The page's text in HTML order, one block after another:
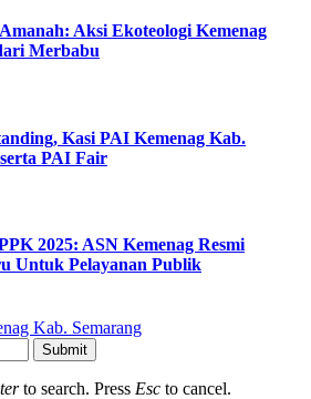
Aksi Ekoteologi Kemenag
Merbabu
Kasi PAI Kemenag Kab.
PAI Fair
2025: ASN Kemenag Resmi
Untuk Pelayanan Publik
Kab. Semarang
Submit
to search. Press Esc to cancel.